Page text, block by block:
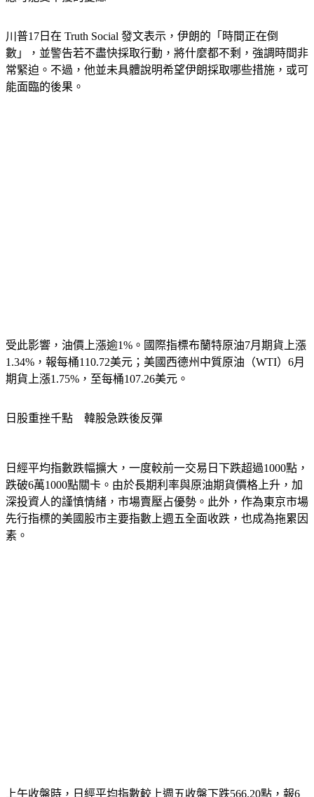
數」，並警告若不盡快採取行動，將什麼都不剩，強調時間非
常緊迫。不過，他並未具體說明希望伊朗採取哪些措施，或可
能面臨的後果。
1.34%，報每桶110.72美元；美國西德州中質原油（WTI）6月
期貨上漲1.75%，至每桶107.26美元。
跌破6萬1000點關卡。由於長期利率與原油期貨價格上升，加
深投資人的謹慎情緒，市場賣壓占優勢。此外，作為東京市場
先行指標的美國股市主要指數上週五全面收跌，也成為拖累因
素。
萬0843.09點。TOPIX下跌29.87點，報3834.10點。